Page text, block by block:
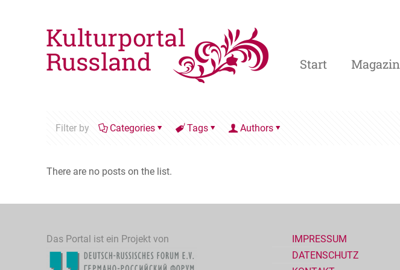
Start Magazin
Filter by Categories Tags Authors
There are no posts on the list.
Das Portal ist ein Projekt von
IMPRESSUM
DATENSCHUTZ